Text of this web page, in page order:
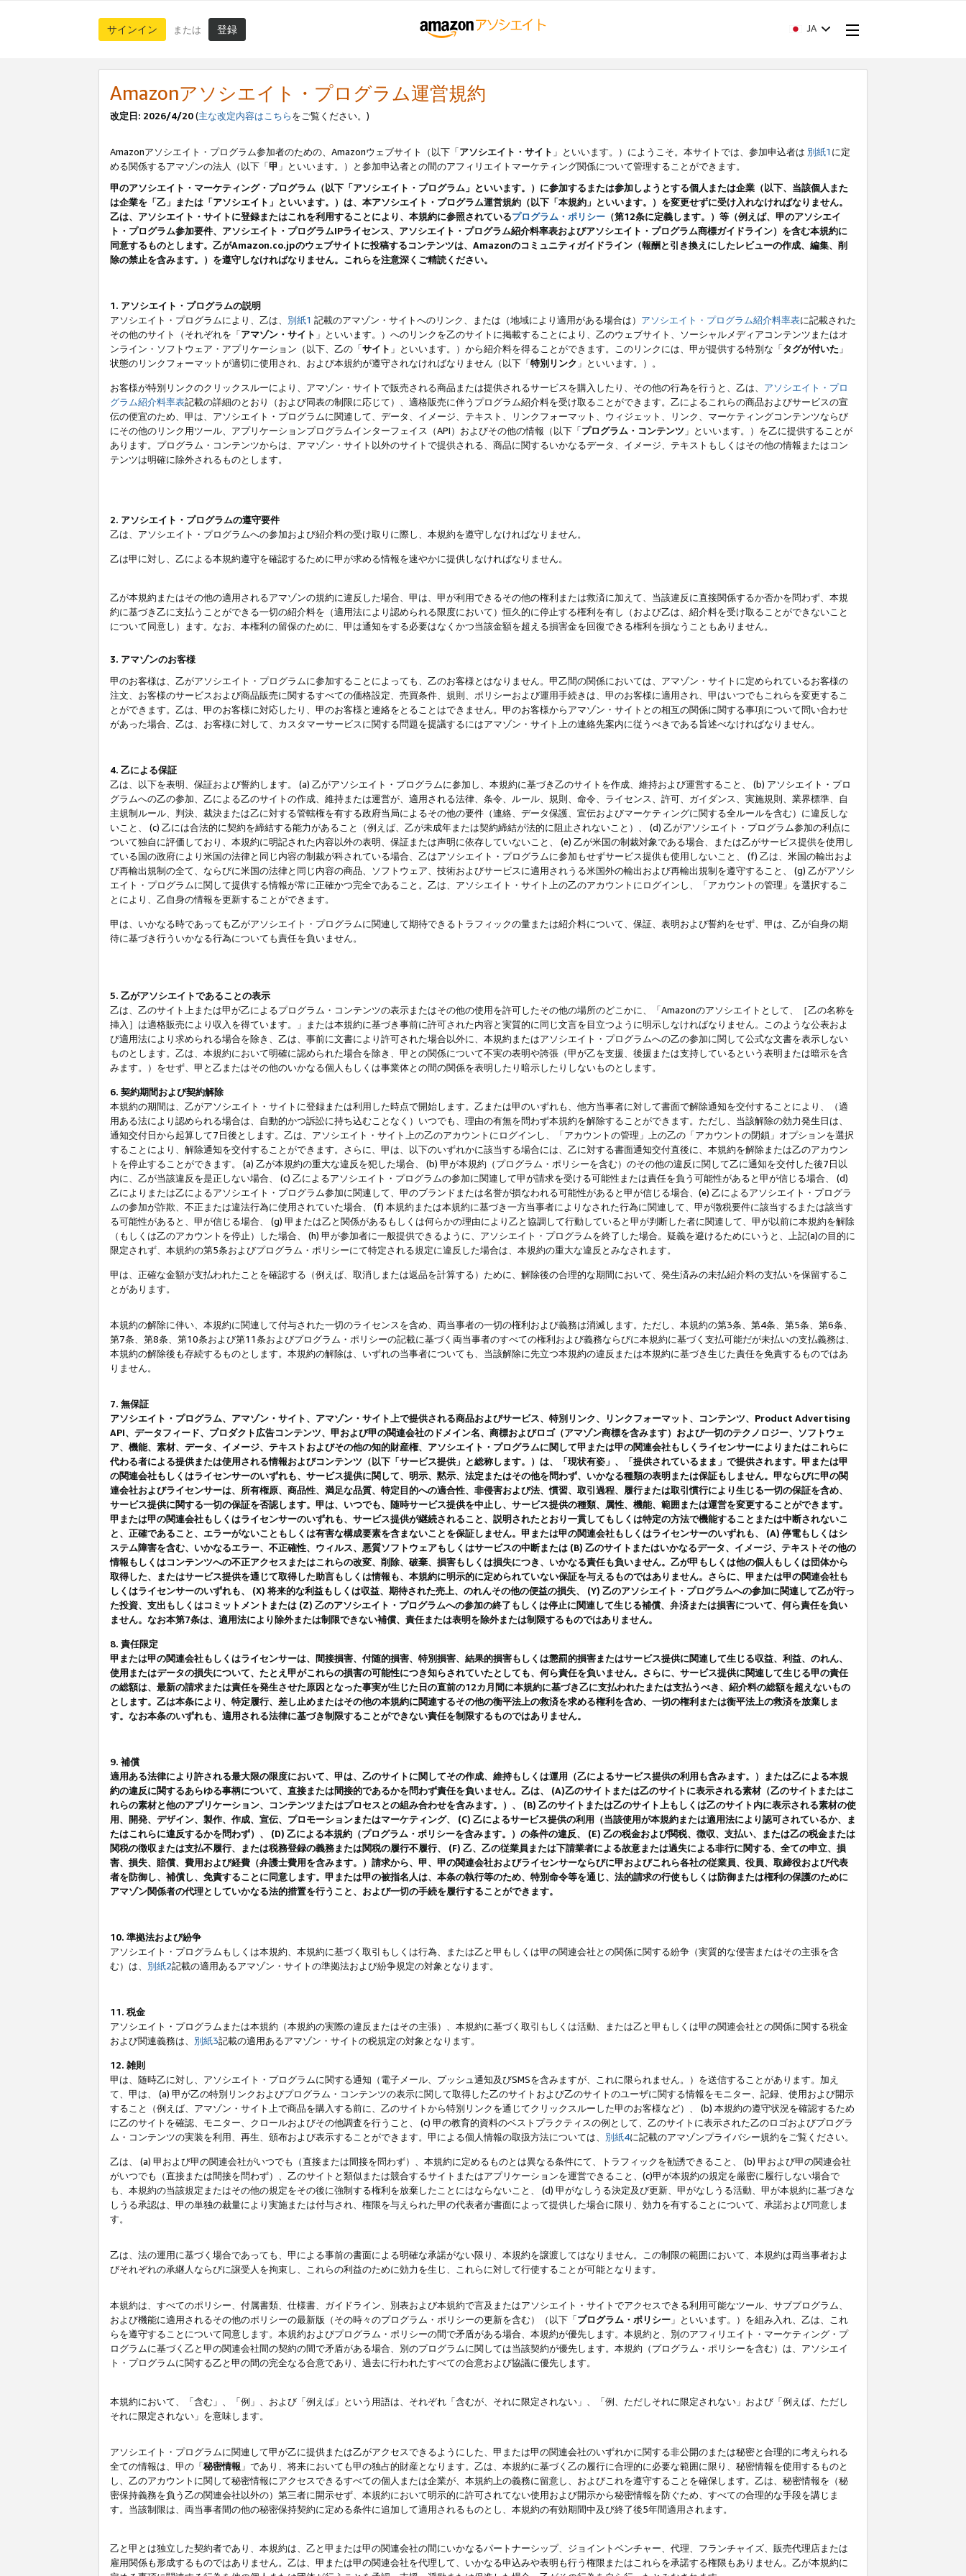
サインイン または 登録 JA
Amazonアソシエイト・プログラム運営規約
改定日: 2026/4/20(主な改定内容はこちらをご覧ください。)
Amazonアソシエイト・プログラム参加者のための、Amazonウェブサイト（以下「アソシエイト・サイト 」といいます。）にようこそ。本サイトでは、参加申込者は 別紙1 に定
める関係するアマゾンの法人（以下「甲 」といいます。）と参加申込者との間のアフィリエイトマーケティング関係について管理することができます。
甲のアソシエイト・マーケティング・プログラム（以下「アソシエイト・プログラム」といいます。）に参加するまたは参加しようとする個人または企業（以下、当該個人また
は企業を「乙」または「アソシエイト」といいます。）は、本アソシエイト・プログラム運営規約（以下「本規約」といいます。）を変更せずに受け入れなければなりません。
乙は、アソシエイト・サイトに登録またはこれを利用することにより、本規約に参照されているプログラム・ポリシー （第12条に定義します。）等（例えば、甲のアソシエイ
ト・プログラム参加要件、アソシエイト・プログラムIPライセンス、アソシエイト・プログラム紹介料率表およびアソシエイト・プログラム商標ガイドライン）を含む本規約に
同意するものとします。乙がAmazon.co.jpのウェブサイトに投稿するコンテンツは、Amazonのコミュニティガイドライン（報酬と引き換えにしたレビューの作成、編集、削
除の禁止を含みます。）を遵守しなければなりません。これらを注意深くご精読ください。
1. アソシエイト・プログラムの説明
アソシエイト・プログラムにより、乙は、 別紙1 記載のアマゾン・サイトへのリンク、または（地域により適用がある場合は） アソシエイト・プログラム紹介料率表に記載された
その他のサイト（それぞれを「アマゾン・サイト 」といいます。）へのリンクを乙のサイトに掲載することにより、乙のウェブサイト、ソーシャルメディアコンテンツまたはオ
ンライン・ソフトウェア・アプリケーション（以下、乙の「サイト 」といいます。）から紹介料を得ることができます。このリンクには、甲が提供する特別な「タグが付いた 」
状態のリンクフォーマットが適切に使用され、および本規約が遵守されなければなりません（以下「特別リンク 」といいます。）。
お客様が特別リンクのクリックスルーにより、アマゾン・サイトで販売される商品または提供されるサービスを購入したり、その他の行為を行うと、乙は、 アソシエイト・プロ
グラム紹介料率表記載の詳細のとおり（および同表の制限に応じて）、適格販売に伴うプログラム紹介料を受け取ることができます。乙によるこれらの商品およびサービスの宣
伝の便宜のため、甲は、アソシエイト・プログラムに関連して、データ、イメージ、テキスト、リンクフォーマット、ウィジェット、リンク、マーケティングコンテンツならび
にその他のリンク用ツール、アプリケーションプログラムインターフェイス（API）およびその他の情報（以下「プログラム・コンテンツ 」といいます。）を乙に提供することが
あります。プログラム・コンテンツからは、アマゾン・サイト以外のサイトで提供される、商品に関するいかなるデータ、イメージ、テキストもしくはその他の情報またはコン
テンツは明確に除外されるものとします。
2. アソシエイト・プログラムの遵守要件
乙は、アソシエイト・プログラムへの参加および紹介料の受け取りに際し、本規約を遵守しなければなりません。
乙は甲に対し、乙による本規約遵守を確認するために甲が求める情報を速やかに提供しなければなりません。
乙が本規約またはその他の適用されるアマゾンの規約に違反した場合、甲は、甲が利用できるその他の権利または救済に加えて、当該違反に直接関係するか否かを問わず、本規
約に基づき乙に支払うことができる一切の紹介料を（適用法により認められる限度において）恒久的に停止する権利を有し（および乙は、紹介料を受け取ることができないこと
について同意し）ます。なお、本権利の留保のために、甲は通知をする必要はなくかつ当該金額を超える損害金を回復できる権利を損なうこともありません。
3. アマゾンのお客様
甲のお客様は、乙がアソシエイト・プログラムに参加することによっても、乙のお客様とはなりません。甲乙間の関係においては、アマゾン・サイトに定められているお客様の
注文、お客様のサービスおよび商品販売に関するすべての価格設定、売買条件、規則、ポリシーおよび運用手続きは、甲のお客様に適用され、甲はいつでもこれらを変更するこ
とができます。乙は、甲のお客様に対応したり、甲のお客様と連絡をとることはできません。甲のお客様からアマゾン・サイトとの相互の関係に関する事項について問い合わせ
があった場合、乙は、お客様に対して、カスタマーサービスに関する問題を提議するにはアマゾン・サイト上の連絡先案内に従うべきである旨述べなければなりません。
4. 乙による保証
乙は、以下を表明、保証および誓約します。 (a) 乙がアソシエイト・プログラムに参加し、本規約に基づき乙のサイトを作成、維持および運営すること、 (b) アソシエイト・プロ
グラムへの乙の参加、乙による乙のサイトの作成、維持または運営が、適用される法律、条令、ルール、規則、命令、ライセンス、許可、ガイダンス、実施規則、業界標準、自
主規制ルール、判決、裁決または乙に対する管轄権を有する政府当局によるその他の要件（連絡、データ保護、宣伝およびマーケティングに関する全ルールを含む）に違反しな
いこと、 (c) 乙には合法的に契約を締結する能力があること（例えば、乙が未成年または契約締結が法的に阻止されないこと）、 (d) 乙がアソシエイト・プログラム参加の利点に
ついて独自に評価しており、本規約に明記された内容以外の表明、保証または声明に依存していないこと、 (e) 乙が米国の制裁対象である場合、または乙がサービス提供を使用し
ている国の政府により米国の法律と同じ内容の制裁が科されている場合、乙はアソシエイト・プログラムに参加もせずサービス提供も使用しないこと、 (f) 乙は、米国の輸出およ
び再輸出規制の全て、ならびに米国の法律と同じ内容の商品、ソフトウェア、技術およびサービスに適用されうる米国外の輸出および再輸出規制を遵守すること、 (g) 乙がアソシ
エイト・プログラムに関して提供する情報が常に正確かつ完全であること。乙は、アソシエイト・サイト上の乙のアカウントにログインし、「アカウントの管理」を選択するこ
とにより、乙自身の情報を更新することができます。
甲は、いかなる時であっても乙がアソシエイト・プログラムに関連して期待できるトラフィックの量または紹介料について、保証、表明および誓約をせず、甲は、乙が自身の期
待に基づき行ういかなる行為についても責任を負いません。
5. 乙がアソシエイトであることの表示
乙は、乙のサイト上または甲が乙によるプログラム・コンテンツの表示またはその他の使用を許可したその他の場所のどこかに、「Amazonのアソシエイトとして、［乙の名称を
挿入］は適格販売により収入を得ています。」または本規約に基づき事前に許可された内容と実質的に同じ文言を目立つように明示しなければなりません。このような公表およ
び適用法により求められる場合を除き、乙は、事前に文書により許可された場合以外に、本規約またはアソシエイト・プログラムへの乙の参加に関して公式な文書を表示しない
ものとします。乙は、本規約において明確に認められた場合を除き、甲との関係について不実の表明や誇張（甲が乙を支援、後援または支持しているという表明または暗示を含
みます。）をせず、甲と乙またはその他のいかなる個人もしくは事業体との間の関係を表明したり暗示したりしないものとします。
6. 契約期間および契約解除
本規約の期間は、乙がアソシエイト・サイトに登録または利用した時点で開始します。乙または甲のいずれも、他方当事者に対して書面で解除通知を交付することにより、（適
用ある法により認められる場合は、自動的かつ訴訟に持ち込むことなく）いつでも、理由の有無を問わず本規約を解除することができます。ただし、当該解除の効力発生日は、
通知交付日から起算して7日後とします。乙は、アソシエイト・サイト上の乙のアカウントにログインし、「アカウントの管理」上の乙の「アカウントの閉鎖」オプションを選択
することにより、解除通知を交付することができます。さらに、甲は、以下のいずれかに該当する場合には、乙に対する書面通知交付直後に、本規約を解除または乙のアカウン
トを停止することができます。 (a) 乙が本規約の重大な違反を犯した場合、 (b) 甲が本規約（プログラム・ポリシーを含む）のその他の違反に関して乙に通知を交付した後7日以
内に、乙が当該違反を是正しない場合、 (c) 乙によるアソシエイト・プログラムの参加に関連して甲が請求を受ける可能性または責任を負う可能性があると甲が信じる場合、 (d)
乙によりまたは乙によるアソシエイト・プログラム参加に関連して、甲のブランドまたは名誉が損なわれる可能性があると甲が信じる場合、(e) 乙によるアソシエイト・プログラ
ムの参加が詐欺、不正または違法行為に使用されていた場合、 (f) 本規約または本規約に基づき一方当事者によりなされた行為に関連して、甲が徴税要件に該当するまたは該当す
る可能性があると、甲が信じる場合、 (g) 甲または乙と関係があるもしくは何らかの理由により乙と協調して行動していると甲が判断した者に関連して、甲が以前に本規約を解除
（もしくは乙のアカウントを停止）した場合、 (h) 甲が参加者に一般提供できるように、アソシエイト・プログラムを終了した場合。疑義を避けるためにいうと、上記(a)の目的に
限定されず、本規約の第5条およびプログラム・ポリシーにて特定される規定に違反した場合は、本規約の重大な違反とみなされます。
甲は、正確な金額が支払われたことを確認する（例えば、取消しまたは返品を計算する）ために、解除後の合理的な期間において、発生済みの未払紹介料の支払いを保留するこ
とがあります。
本規約の解除に伴い、本規約に関連して付与された一切のライセンスを含め、両当事者の一切の権利および義務は消滅します。ただし、本規約の第3条、第4条、第5条、第6条、
第7条、第8条、第10条および第11条およびプログラム・ポリシーの記載に基づく両当事者のすべての権利および義務ならびに本規約に基づく支払可能だが未払いの支払義務は、
本規約の解除後も存続するものとします。本規約の解除は、いずれの当事者についても、当該解除に先立つ本規約の違反または本規約に基づき生じた責任を免責するものではあ
りません。
7. 無保証
アソシエイト・プログラム、アマゾン・サイト、アマゾン・サイト上で提供される商品およびサービス、特別リンク、リンクフォーマット、コンテンツ、Product Advertising
API、データフィード、プロダクト広告コンテンツ、甲および甲の関連会社のドメイン名、商標およびロゴ（アマゾン商標を含みます）および一切のテクノロジー、ソフトウェ
ア、機能、素材、データ、イメージ、テキストおよびその他の知的財産権、アソシエイト・プログラムに関して甲または甲の関連会社もしくライセンサーによりまたはこれらに
代わる者による提供または使用される情報およびコンテンツ（以下「サービス提供」と総称します。）は、「現状有姿」、「提供されているまま」で提供されます。甲または甲
の関連会社もしくはライセンサーのいずれも、サービス提供に関して、明示、黙示、法定またはその他を問わず、いかなる種類の表明または保証もしません。甲ならびに甲の関
連会社およびライセンサーは、所有権原、商品性、満足な品質、特定目的への適合性、非侵害および法、慣習、取引過程、履行または取引慣行により生じる一切の保証を含め、
サービス提供に関する一切の保証を否認します。甲は、いつでも、随時サービス提供を中止し、サービス提供の種類、属性、機能、範囲または運営を変更することができます。
甲または甲の関連会社もしくはライセンサーのいずれも、サービス提供が継続されること、説明されたとおり一貫してもしくは特定の方法で機能することまたは中断されないこ
と、正確であること、エラーがないこともしくは有害な構成要素を含まないことを保証しません。甲または甲の関連会社もしくはライセンサーのいずれも、 (A) 停電もしくはシ
ステム障害を含む、いかなるエラー、不正確性、ウィルス、悪質ソフトウェアもしくはサービスの中断または (B) 乙のサイトまたはいかなるデータ、イメージ、テキストその他の
情報もしくはコンテンツへの不正アクセスまたはこれらの改変、削除、破棄、損害もしくは損失につき、いかなる責任も負いません。乙が甲もしくは他の個人もしくは団体から
取得した、またはサービス提供を通じて取得した助言もしくは情報も、本規約に明示的に定められていない保証を与えるものではありません。さらに、甲または甲の関連会社も
しくはライセンサーのいずれも、 (X) 将来的な利益もしくは収益、期待された売上、のれんその他の便益の損失、 (Y) 乙のアソシエイト・プログラムへの参加に関連して乙が行っ
た投資、支出もしくはコミットメントまたは (Z) 乙のアソシエイト・プログラムへの参加の終了もしくは停止に関連して生じる補償、弁済または損害について、何ら責任を負い
ません。なお本第7条は、適用法により除外または制限できない補償、責任または表明を除外または制限するものではありません。
8. 責任限定
甲または甲の関連会社もしくはライセンサーは、間接損害、付随的損害、特別損害、結果的損害もしくは懲罰的損害またはサービス提供に関連して生じる収益、利益、のれん、
使用またはデータの損失について、たとえ甲がこれらの損害の可能性につき知らされていたとしても、何ら責任を負いません。さらに、サービス提供に関連して生じる甲の責任
の総額は、最新の請求または責任を発生させた原因となった事実が生じた日の直前の12カ月間に本規約に基づき乙に支払われたまたは支払うべき、紹介料の総額を超えないもの
とします。乙は本条により、特定履行、差し止めまたはその他の本規約に関連するその他の衡平法上の救済を求める権利を含め、一切の権利または衡平法上の救済を放棄しま
す。なお本条のいずれも、適用される法律に基づき制限することができない責任を制限するものではありません。
9. 補償
適用ある法律により許される最大限の限度において、甲は、乙のサイトに関してその作成、維持もしくは運用（乙によるサービス提供の利用も含みます。）または乙による本規
約の違反に関するあらゆる事柄について、直接または間接的であるかを問わず責任を負いません。乙は、 (A)乙のサイトまたは乙のサイトに表示される素材（乙のサイトまたはこ
れらの素材と他のアプリケーション、コンテンツまたはプロセスとの組み合わせを含みます。）、 (B) 乙のサイトまたは乙のサイト上もしくは乙のサイト内に表示される素材の使
用、開発、デザイン、製作、作成、宣伝、プロモーションまたはマーケティング、 (C) 乙によるサービス提供の利用（当該使用が本規約または適用法により認可されているか、ま
たはこれらに違反するかを問わず）、 (D) 乙による本規約（プログラム・ポリシーを含みます。）の条件の違反、 (E) 乙の税金および関税、徴収、支払い、または乙の税金または
関税の徴収または支払不履行、または税務登録の義務または関税の履行不履行、 (F) 乙、乙の従業員または下請業者による故意または過失による非行に関する、全ての申立、損
害、損失、賠償、費用および経費（弁護士費用を含みます。）請求から、甲、甲の関連会社およびライセンサーならびに甲およびこれら各社の従業員、役員、取締役および代表
者を防御し、補償し、免責することに同意します。甲または甲の被指名人は、本条の執行等のため、特別命令等を通じ、法的請求の行使もしくは防御または権利の保護のために
アマゾン関係者の代理としていかなる法的措置を行うこと、および一切の手続を履行することができます。
10. 準拠法および紛争
アソシエイト・プログラムもしくは本規約、本規約に基づく取引もしくは行為、または乙と甲もしくは甲の関連会社との関係に関する紛争（実質的な侵害またはその主張を含
む）は、 別紙2記載の適用あるアマゾン・サイトの準拠法および紛争規定の対象となります。
11. 税金
アソシエイト・プログラムまたは本規約（本規約の実際の違反またはその主張）、本規約に基づく取引もしくは活動、または乙と甲もしくは甲の関連会社との関係に関する税金
および関連義務は、 別紙3記載の適用あるアマゾン・サイトの税規定の対象となります。
12. 雑則
甲は、随時乙に対し、アソシエイト・プログラムに関する通知（電子メール、プッシュ通知及びSMSを含みますが、これに限られません。）を送信することがあります。加え
て、甲は、 (a) 甲が乙の特別リンクおよびプログラム・コンテンツの表示に関して取得した乙のサイトおよび乙のサイトのユーザに関する情報をモニター、記録、使用および開示
すること（例えば、アマゾン・サイト上で商品を購入する前に、乙のサイトから特別リンクを通じてクリックスルーした甲のお客様など）、 (b) 本規約の遵守状況を確認するため
に乙のサイトを確認、モニター、クロールおよびその他調査を行うこと、 (c) 甲の教育的資料のベストプラクティスの例として、乙のサイトに表示された乙のロゴおよびプログラ
ム・コンテンツの実装を利用、再生、頒布および表示することができます。甲による個人情報の取扱方法については、 別紙4に記載のアマゾンプライバシー規約をご覧ください。
乙は、 (a) 甲および甲の関連会社がいつでも（直接または間接を問わず）、本規約に定めるものとは異なる条件にて、トラフィックを勧誘できること、 (b) 甲および甲の関連会社
がいつでも（直接または間接を問わず）、乙のサイトと類似または競合するサイトまたはアプリケーションを運営できること、(c)甲が本規約の規定を厳密に履行しない場合で
も、本規約の当該規定またはその他の規定をその後に強制する権利を放棄したことにはならないこと、 (d) 甲がなしうる決定及び更新、甲がなしうる活動、甲が本規約に基づきな
しうる承認は、甲の単独の裁量により実施または付与され、権限を与えられた甲の代表者が書面によって提供した場合に限り、効力を有することについて、承諾および同意しま
す。
乙は、法の運用に基づく場合であっても、甲による事前の書面による明確な承諾がない限り、本規約を譲渡してはなりません。この制限の範囲において、本規約は両当事者およ
びそれぞれの承継人ならびに譲受人を拘束し、これらの利益のために効力を生じ、これらに対して行使することが可能となります。
本規約は、すべてのポリシー、付属書類、仕様書、ガイドライン、別表および本規約で言及またはアソシエイト・サイトでアクセスできる利用可能なツール、サブプログラム、
および機能に適用されるその他のポリシーの最新版（その時々のプログラム・ポリシーの更新を含む）（以下「プログラム・ポリシー 」といいます。）を組み入れ、乙は、これ
らを遵守することについて同意します。本規約およびプログラム・ポリシーの間で矛盾がある場合、本規約が優先します。本規約と、別のアフィリエイト・マーケティング・プ
ログラムに基づく乙と甲の関連会社間の契約の間で矛盾がある場合、別のプログラムに関しては当該契約が優先します。本規約（プログラム・ポリシーを含む）は、アソシエイ
ト・プログラムに関する乙と甲の間の完全なる合意であり、過去に行われたすべての合意および協議に優先します。
本規約において、「含む」、「例」、および「例えば」という用語は、それぞれ「含むが、それに限定されない」、「例、ただしそれに限定されない」および「例えば、ただし
それに限定されない」を意味します。
アソシエイト・プログラムに関連して甲が乙に提供または乙がアクセスできるようにした、甲または甲の関連会社のいずれかに関する非公開のまたは秘密と合理的に考えられる
全ての情報は、甲の「秘密情報 」であり、将来においても甲の独占的財産となります。乙は、本規約に基づく乙の履行に合理的に必要な範囲に限り、秘密情報を使用するものと
し、乙のアカウントに関して秘密情報にアクセスできるすべての個人または企業が、本規約上の義務に留意し、およびこれを遵守することを確保します。乙は、秘密情報を（秘
密保持義務を負う乙の関連会社以外の）第三者に開示せず、本規約において明示的に許可されてない使用および開示から秘密情報を防ぐため、すべての合理的な手段を講じま
す。当該制限は、両当事者間の他の秘密保持契約に定める条件に追加して適用されるものとし、本規約の有効期間中及び終了後5年間適用されます。
乙と甲とは独立した契約者であり、本規約は、乙と甲または甲の関連会社の間にいかなるパートナーシップ、ジョイントベンチャー、代理、フランチャイズ、販売代理店または
雇用関係も形成するものではありません。乙は、甲または甲の関連会社を代理して、いかなる申込みや表明も行う権限またはこれらを承諾する権限もありません。乙が本規約に